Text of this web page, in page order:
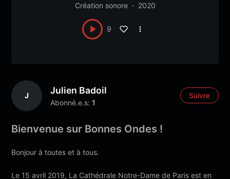
Création sonore 2020
9
J Julien Badoil
Abonné.e.s: 1
Suivre
Bienvenue sur Bonnes Ondes !
Bonjour à toutes et à tous.
Le 15 avril 2019, La Cathédrale Notre-Dame de Paris est en